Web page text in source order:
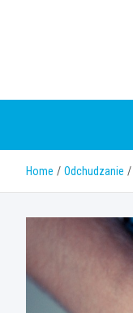
Home Odchudzanie